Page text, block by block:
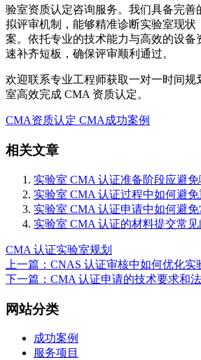
验室资质认定咨询服务。我们具备完善
拟评审机制，能够精准诊断实验室现状
案。依托专业的技术能力与高效的设备
速补齐短板，确保评审顺利通过。
欢迎联系专业工程师获取一对一时间规
室高效完成 CMA 资质认定。
CMA资质认定 CMA成功案例
相关文章
实验室 CMA 认证准备阶段应避免
实验室 CMA 认证过程中如何避免
实验室 CMA 认证申请中如何避免
实验室 CMA 认证的材料提交常
CMA 认证实验室规划
上一篇：CNAS 认证审核中如何优化
下一篇：CMA 认证申请的技术要求和
网站分类
成功案例
服务项目